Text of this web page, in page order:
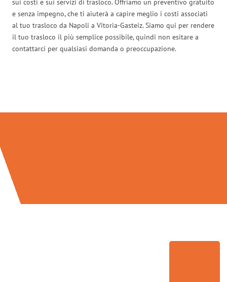
sui costi e sui servizi di trasloco. Offriamo un preventivo gratuito
e senza impegno, che ti aiuterà a capire meglio i costi associati
al tuo trasloco da Napoli a Vitoria-Gasteiz. Siamo qui per rendere
il tuo trasloco il più semplice possibile, quindi non esitare a
contattarci per qualsiasi domanda o preoccupazione.